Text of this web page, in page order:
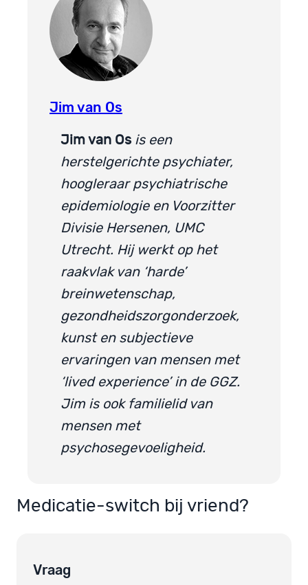
Jim van Os
Jim van Os is een
herstelgerichte psychiater,
hoogleraar psychiatrische
epidemiologie en Voorzitter
Divisie Hersenen, UMC
Utrecht. Hij werkt op het
raakvlak van ‘harde’
breinwetenschap,
gezondheidszorgonderzoek,
kunst en subjectieve
ervaringen van mensen met
‘lived experience’ in de GGZ.
Jim is ook familielid van
mensen met
psychosegevoeligheid.
Medicatie-switch bij vriend?
Vraag